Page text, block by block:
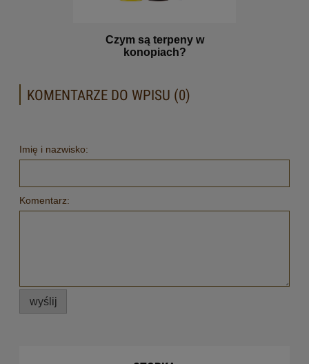
Czym są terpeny w
konopiach?
KOMENTARZE DO WPISU (0)
Imię i nazwisko:
Komentarz:
wyślij